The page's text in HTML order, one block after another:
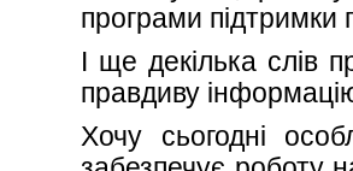
програми
І ще декілька слів
правдиву
Хочу сьогодні